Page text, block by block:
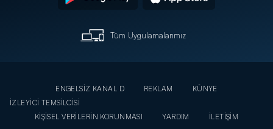
Tüm Uygulamalarımız
ENGELSİZ KANAL D REKLAM
KÜNYE
İZLEYİCİ TEMSİLCİSİ
KİŞİSEL VERİLERİN KORUNMASI
YARDIM
İLETİŞİM